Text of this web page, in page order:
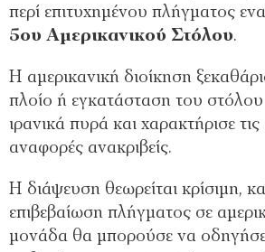
περί επιτυχημένου πλήγματος
5ου Αμερικανικού Στόλου.
Η αμερικανική διοίκηση
πλοίο ή εγκατάσταση του
ιρανικά πυρά και χαρακτήρισε τις
αναφορές ανακριβείς.
Η διάψευση θεωρείται κρίσιμη,
επιβεβαίωση πλήγματος σε
μονάδα θα μπορούσε να